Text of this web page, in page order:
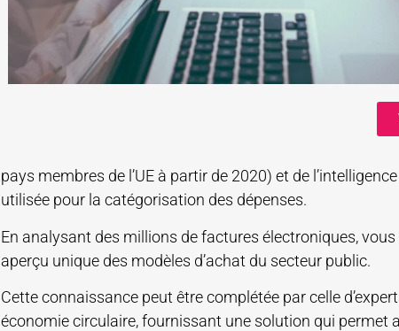
pays membres de l’UE à partir de 2020) et de
utilisée pour la catégorisation des dépenses.
En analysant des millions de factures électroniques,
aperçu unique des modèles d’achat du secteur public.
Cette connaissance peut être complétée par celle
économie circulaire, fournissant une solution qui permet